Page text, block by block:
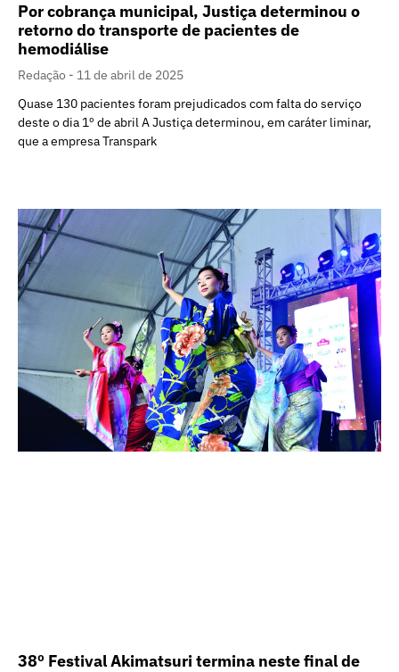
Por cobrança municipal, Justiça determinou o
retorno do transporte de pacientes de
hemodiálise
Redação
11 de abril de 2025
Quase 130 pacientes foram prejudicados com falta do serviço
deste o dia 1º de abril A Justiça determinou, em caráter liminar,
que a empresa Transpark
38º Festival Akimatsuri termina neste final de